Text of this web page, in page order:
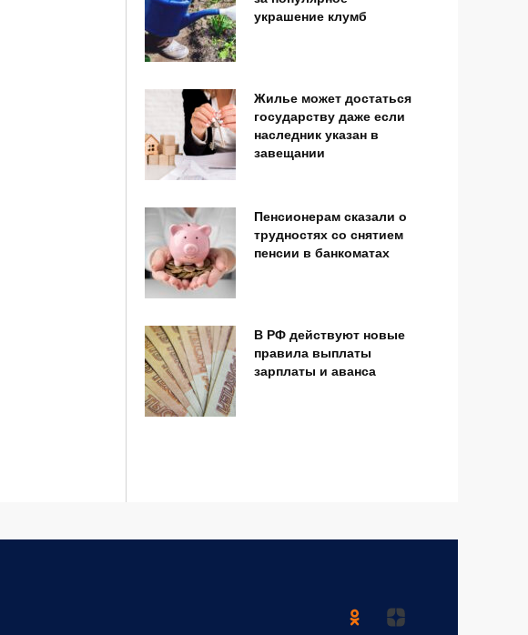
украшение клумб
Жилье может достаться
государству даже если
наследник указан в
завещании
Пенсионерам сказали о
трудностях со снятием
пенсии в банкоматах
В РФ действуют новые
правила выплаты
зарплаты и аванса